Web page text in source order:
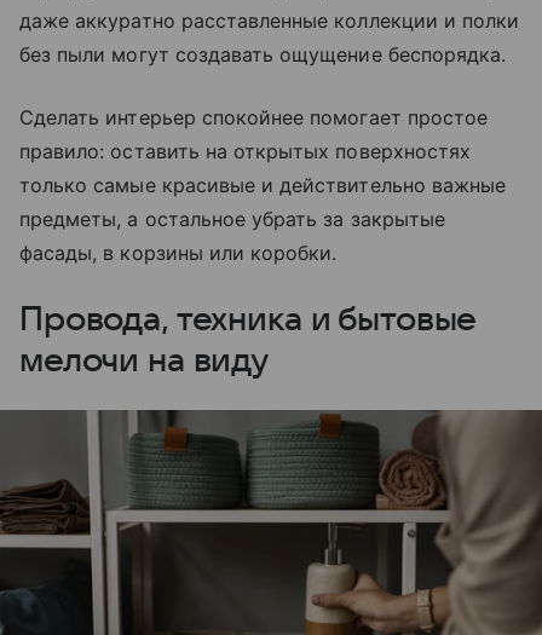
даже аккуратно расставленные коллекции и полки
без пыли могут создавать ощущение беспорядка.
Сделать интерьер спокойнее помогает простое
правило: оставить на открытых поверхностях
только самые красивые и действительно важные
предметы, а остальное убрать за закрытые
фасады, в корзины или коробки.
Провода, техника и бытовые
мелочи на виду